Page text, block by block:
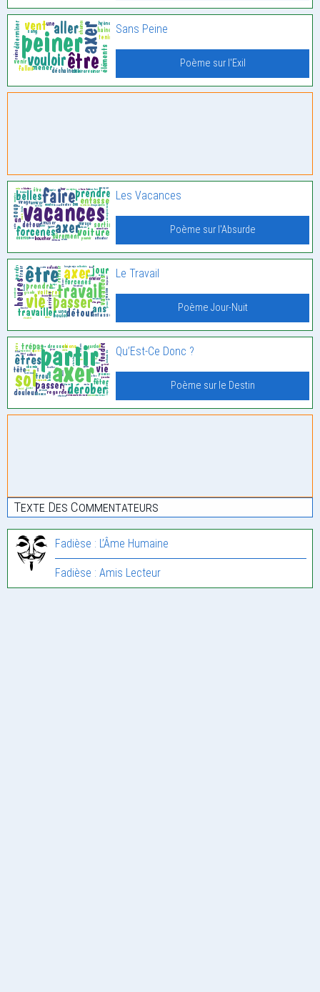
Sans Peine
Poème sur l'Exil
Les Vacances
Poème sur l'Absurde
Le Travail
Poème Jour-Nuit
Qu’Est-Ce Donc ?
Poème sur le Destin
Texte Des Commentateurs
Fadièse : L’Âme Humaine
Fadièse : Amis Lecteur